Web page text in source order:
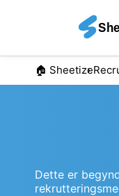
🏠︎ Sheetize
Dette er